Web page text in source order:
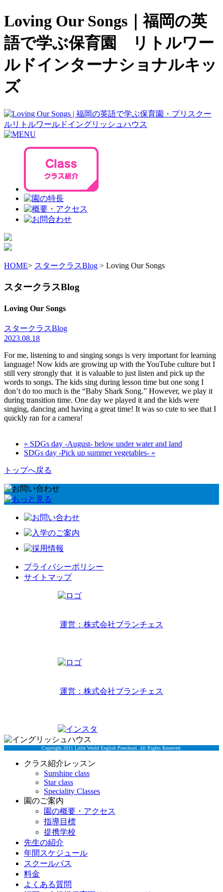
Loving Our Songs｜福岡の英
語で学ぶ保育園 リトルワー
ルドインターナショナルキッ
ズ
HOME> スタークラスBlog > Loving Our Songs
スタークラスBlog
Loving Our Songs
スタークラスBlog
2023.08.18
For me, listening to and singing songs is very important for learning
language! Now kids are growing up with the YouTube culture but I
still very strongly that it is valuable to just listen and pick up the
words to songs. The kids sing during lesson time but one song I
don’t do too much is the “Baby Shark Song.” However, we play it
during transition time. One day we played it and the kids were
singing, dancing and having a great time! It was so cute to see that I
quickly ran for a camera!
« SDGs day -August- below under water and land
SDGs day -Pick up summer vegetables- »
トップへ戻る
プライバシーポリシー
サイトマップ
運営：株式会社ブランチェス
運営：株式会社ブランチェス
Copyright 2011 Little World English Preschool. All Rights Reserved.
クラス紹介レッスン
Sunshine class
Star class
Speciality Classes
園のご案内
園の概要・アクセス
指導目標
提携学校
先生の紹介
年間スケジュール
スクールバス
料金
よくある質問